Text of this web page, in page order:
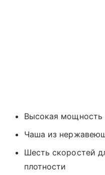
Высокая мощность
Чаша из
Шесть скоростей
плотности